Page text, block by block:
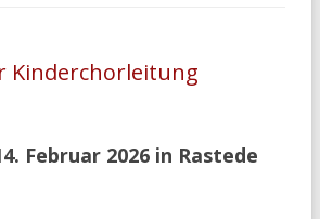
Kinderchorleitung
Februar 2026 in Rastede